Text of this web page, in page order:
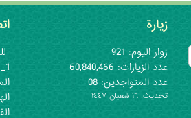
زيارة
زوار اليوم: 921
عدد الزيارات: 60,840,466
عدد المتواجدين: 08
تحديث: ١٦ شعبان ١٤٤٧